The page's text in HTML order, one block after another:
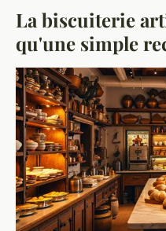
La biscuiterie
qu'une simple